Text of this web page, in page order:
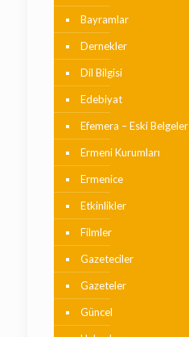
Bayramlar
Dernekler
Dil Bilgisi
Edebiyat
Efemera – Eski Belgeler
Ermeni Kurumları
Ermenice
Etkinlikler
Filmler
Gazeteciler
Gazeteler
Güncel